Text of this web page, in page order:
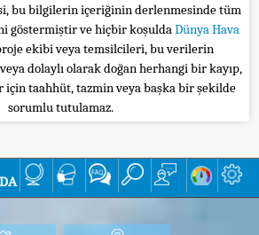
bu bilgilerin içeriğinin derlenmesinde tüm
göstermiştir ve hiçbir koşuldaDünya Hava
ekibi veya temsilcileri, bu verilerin
dolaylı olarak doğan herhangi bir kayıp,
için taahhüt, tazmin veya başka bir şekilde
sorumlu tutulamaz.